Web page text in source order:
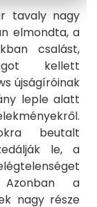
tavaly nagy
elmondta, a
csalást,
kellett
újságíróinak
leple alatt
beutalt
le, a
a
nagy része